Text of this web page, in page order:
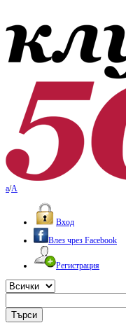
a/A
Вход
Влез чрез Facebook
Регистрация